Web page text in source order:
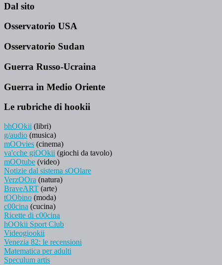
Dal sito
Osservatorio USA
Osservatorio Sudan
Guerra Russo-Ucraina
Guerra in Medio Oriente
Le rubriche di hookii
bhOOkii (libri)
g/audio (musica)
mOOvies (cinema)
va'cche giOOkii (giochi da tavolo)
mOOtube (video)
Notizie dal sistema sOOlare
VerzOOra (natura)
BraveART (arte)
tOObino (moda)
c00cina (cucina)
Ricette di c00cina
hOOkii Sport Club
Videogiookii
Venezia 82: le recensioni
Matematica per adulti
Speculum artis